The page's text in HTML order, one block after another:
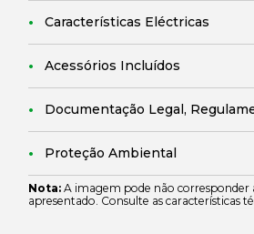
Características Eléctricas
Acessórios Incluídos
Documentação Legal,
Proteção Ambiental
Nota: A imagem pode não corresponder
apresentado. Consulte as características